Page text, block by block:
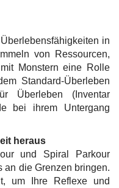
in
von Ressourcen,
Monstern eine Rolle
Standard-Überleben
Überleben (Inventar
bei ihrem Untergang
heraus
und Spiral Parkour
an die Grenzen bringen.
um Ihre Reflexe und